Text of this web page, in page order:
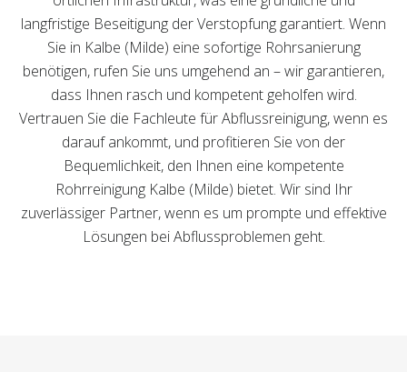
langfristige Beseitigung der Verstopfung garantiert. Wenn
Sie in Kalbe (Milde) eine sofortige Rohrsanierung
benötigen, rufen Sie uns umgehend an – wir garantieren,
dass Ihnen rasch und kompetent geholfen wird.
Vertrauen Sie die Fachleute für Abflussreinigung, wenn es
darauf ankommt, und profitieren Sie von der
Bequemlichkeit, den Ihnen eine kompetente
Rohrreinigung Kalbe (Milde) bietet. Wir sind Ihr
zuverlässiger Partner, wenn es um prompte und effektive
Lösungen bei Abflussproblemen geht.